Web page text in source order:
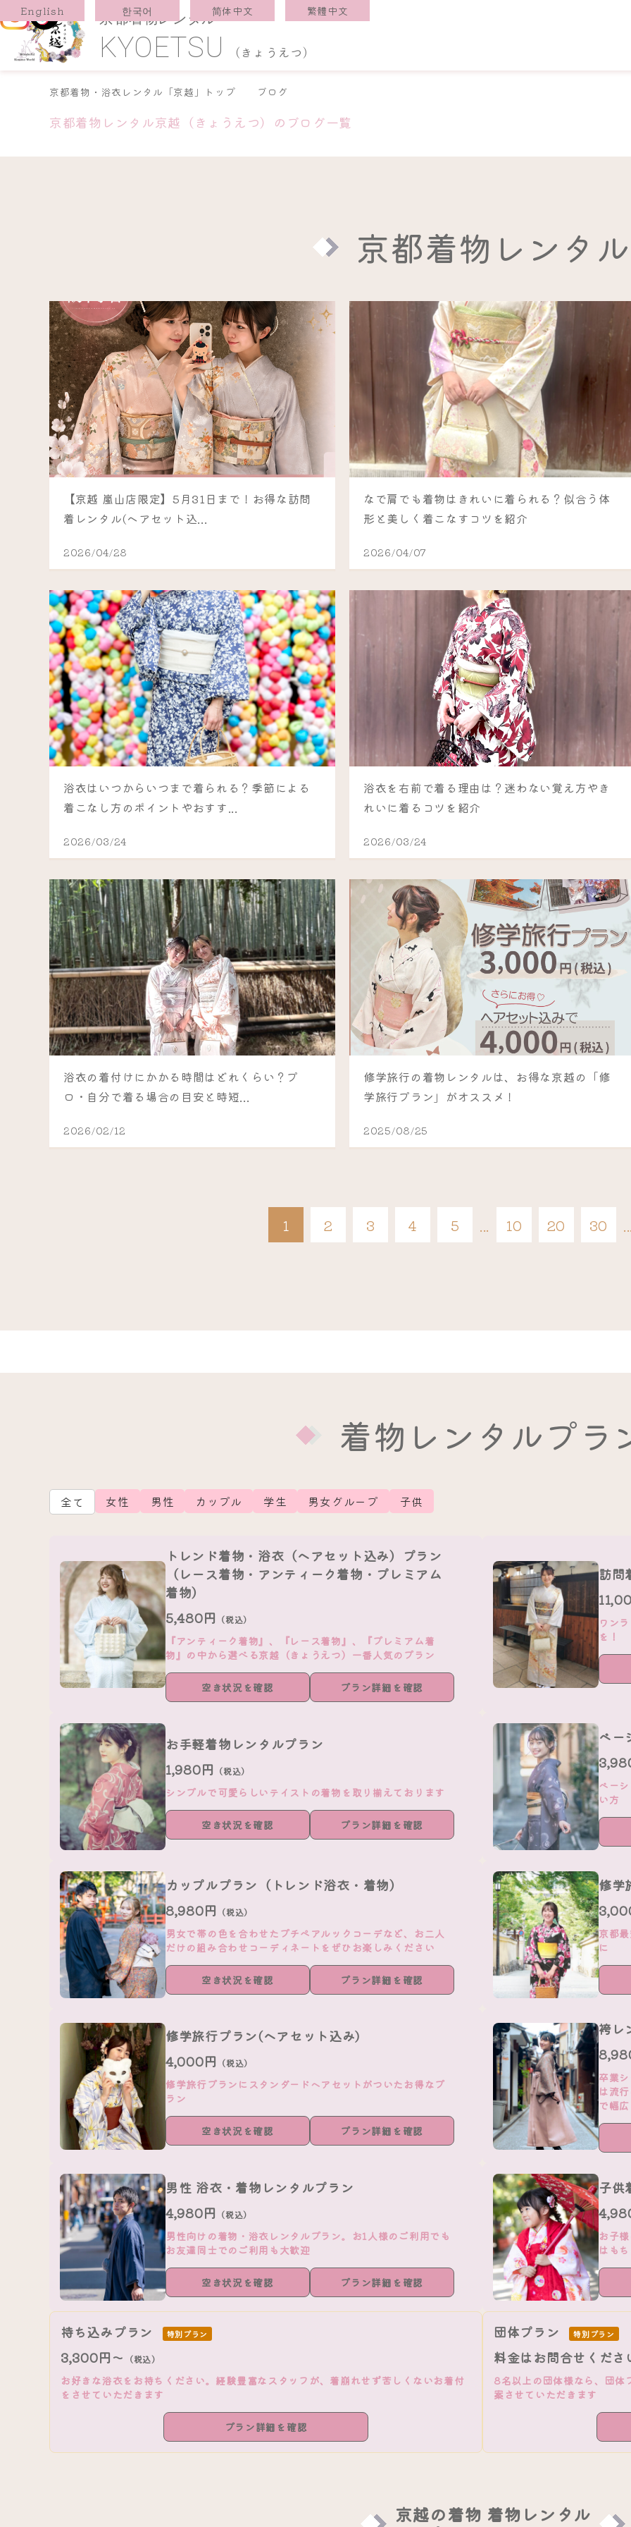
京都着物レンタル
KYOETSU (きょうえつ)
English 한국어 简体中文 繁體中文
京都着物・浴衣レンタル「京越」トップ ブログ
京都着物レンタル京越（きょうえつ）のブログ一覧
京都着物レンタル
【京越 嵐山店限定】5月31日まで！お得な訪問
着レンタル(ヘアセット込...
2026/04/28
なで肩でも着物はきれいに着られる？似合う体
形と美しく着こなすコツを紹介
2026/04/07
浴衣はいつからいつまで着られる？季節による
着こなし方のポイントやおすす...
2026/03/24
浴衣を右前で着る理由は？迷わない覚え方やき
れいに着るコツを紹介
2026/03/24
浴衣の着付けにかかる時間はどれくらい？プ
ロ・自分で着る場合の目安と時短...
2026/02/12
修学旅行の着物レンタルは、お得な京越の「修
学旅行プラン」がオススメ！
2025/08/25
1 2 3 4 5 10 20 30
着物レンタルプラ
全て 女性 男性 カップル 学生 男女グループ 子供
トレンド着物・浴衣（ヘアセット込み）プラン
（レース着物・アンティーク着物・プレミアム
着物）
5,480円 （税込）
『アンティーク着物』、『レース着物』、『プレミアム着
物』の中から選べる京越（きょうえつ）一番人気のプラン
空き状況を確認 プラン詳細を確認
訪問
ワン
を！
お手軽着物レンタルプラン
1,980円 （税込）
シンプルで可愛らしいテイストの着物を取り揃えております
空き状況を確認 プラン詳細を確認
ベー
ベー
い方
カップルプラン（トレンド浴衣・着物）
8,980円 （税込）
男女で帯の色を合わせたプチペアルックコーデなど、お二人
だけの組み合わせコーディネートをぜひお楽しみください
空き状況を確認 プラン詳細を確認
修学
京都
に
修学旅行プラン(ヘアセット込み)
4,000円 （税込）
修学旅行プランにスタンダードヘアセットがついたお得なプ
ラン
空き状況を確認 プラン詳細を確認
袴レ
卒業
は流
で幅
男性 浴衣・着物レンタルプラン
4,980円 （税込）
男性向けの着物・浴衣レンタルプラン。お1人様のご利用でも
お友達同士でのご利用も大歓迎
空き状況を確認 プラン詳細を確認
子供
お子
はも
持ち込みプラン 特別プラン
3,300円～ （税込）
お好きな浴衣をお持ちください。経験豊富なスタッフが、着崩れせず苦しくないお着付
をさせていただきます
プラン詳細を確認
団体プラン 特別プラン
料金はお問合せくださ
8名以上の団体様なら、団体
案させていただきます
京越の着物 着物レンタル